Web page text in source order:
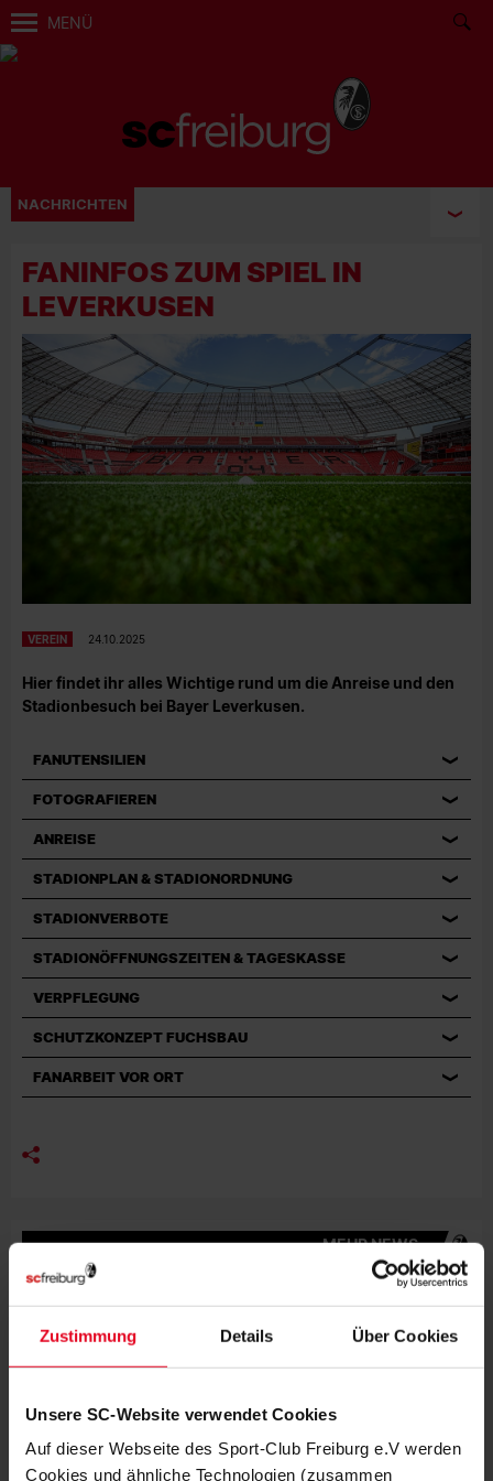
Zustimmung Details Über Cookies
Unsere SC-Website verwendet Cookies
Auf dieser Webseite des Sport-Club Freiburg e.V werden
Cookies und ähnliche Technologien (zusammen
MENÜ
NACHRICHTEN
FANINFOS ZUM SPIEL IN
LEVERKUSEN
VEREIN 24.10.2025
Hier findet ihr alles Wichtige rund um die Anreise und den
Stadionbesuch bei Bayer Leverkusen.
FANUTENSILIEN
FOTOGRAFIEREN
ANREISE
STADIONPLAN & STADIONORDNUNG
STADIONVERBOTE
STADIONÖFFNUNGSZEITEN & TAGESKASSE
VERPFLEGUNG
SCHUTZKONZEPT FUCHSBAU
FANARBEIT VOR ORT
MEHR NEWS
SCHUHPLATTLERN
VEREIN